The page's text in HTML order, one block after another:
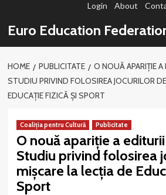
conținut
Login About
Euro Education
HOME PUBLICITATE
O NOUĂ APARIȚIE
STUDIU PRIVIND FOLOSIREA JOCURILOR
EDUCAȚIE FIZICĂ ȘI SPORT
Coaliția pentru Cultură Publicitate
O nouă apariție a
Studiu privind folosirea
mișcare la lecția de
Sport